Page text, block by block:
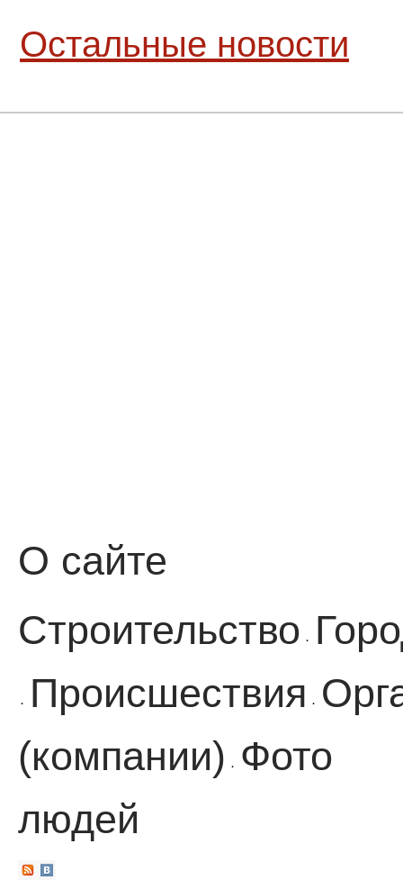
Остальные новости
О сайте
Строительство ·
· Происшествия ·
(компании)
·
Фото
людей